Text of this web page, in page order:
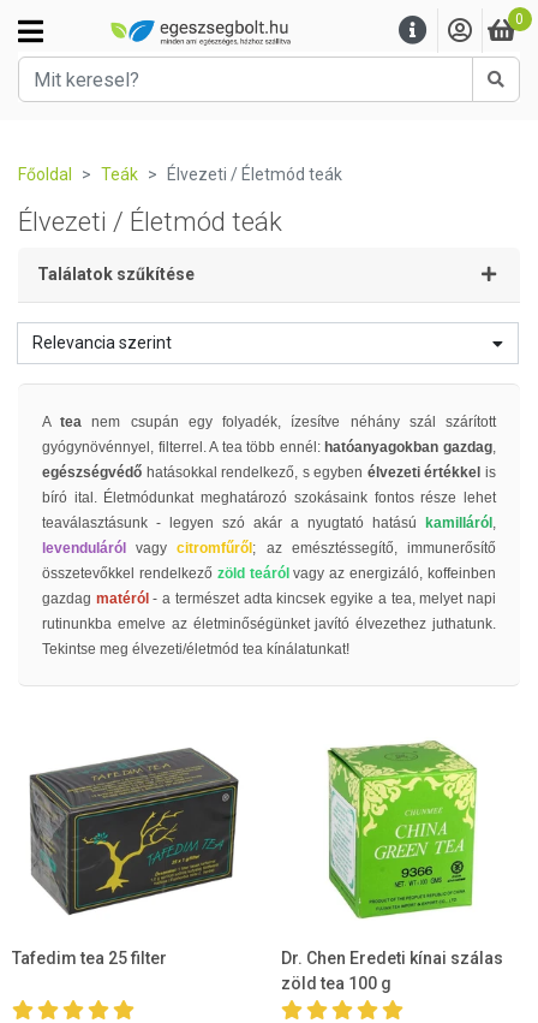
0
Főoldal Teák Élvezeti / Életmód teák
Élvezeti / Életmód teák
Találatok szűkítése
Relevancia szerint
Ateanem csupán egy folyadék, ízesítve néhány szál szárított
gyógynövénnyel, filterrel. A tea több ennél: hatóanyagokban gazdag,
egészségvédő hatásokkal rendelkező, s egyben élvezeti értékkelis
bíró ital. Életmódunkat meghatározó szokásaink fontos része lehet
teaválasztásunk - legyen szó akár a nyugtató hatású
kamilláról ,
levendulárólvagycitromfűről ; az emésztéssegítő, immunerősítő
összetevőkkel rendelkező zöld teárólvagy az energizáló, koffeinben
gazdag matéról- a természet adta kincsek egyike a tea, melyet napi
rutinunkba emelve az életminőségünket javító élvezethez juthatunk.
Tekintse meg élvezeti/életmód tea kínálatunkat!
Tafedim tea 25 filter
Dr. Chen Eredeti kínai szálas
zöld tea 100 g